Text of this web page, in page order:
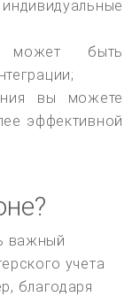
может быть
вы можете
эффективной
важный
учета
благодаря